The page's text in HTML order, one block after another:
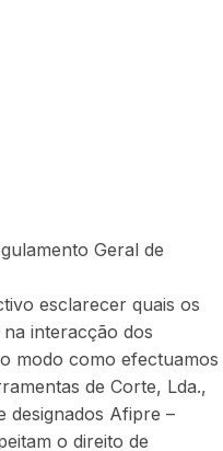
Geral de
esclarecer quais os
interacção dos
modo como efectuamos
de Corte, Lda.,
designados Afipre –
o direito de